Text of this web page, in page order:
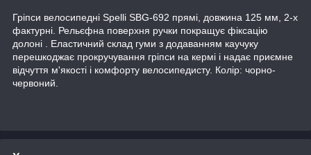
Гріпси велосипедні Spelli SBG-692 прямі, довжина 125 мм, 2-х
фактурні. Рельєфна поверхня ручки покращує фіксацію
долоні . Еластичний склад гуми з додаванням каучуку
перешкоджає прокручування гріпси на кермі і надає приємне
відчуття м'якості і комфорту велосипедисту. Колір: чорно-
червоний.